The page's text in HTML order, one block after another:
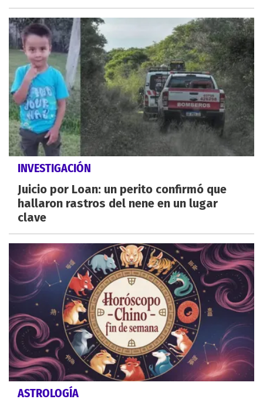
INVESTIGACIÓN
Juicio por Loan: un perito confirmó que
hallaron rastros del nene en un lugar
clave
ASTROLOGÍA